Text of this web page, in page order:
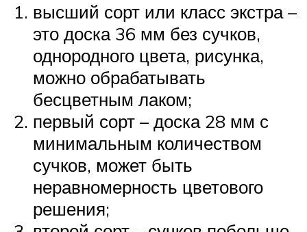
высший сорт или класс экстра –
это доска 36 мм без сучков,
однородного цвета, рисунка,
можно обрабатывать
бесцветным лаком;
первый сорт – доска 28 мм с
минимальным количеством
сучков, может быть
неравномерность цветового
решения;